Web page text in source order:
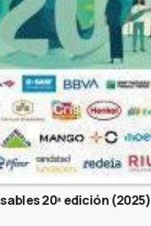
20ª edición (2025)